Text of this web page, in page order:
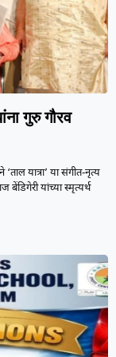
गुरु गौरव
यात्रा’ या संगीत-नृत्य
यांच्या स्मृत्यर्थ